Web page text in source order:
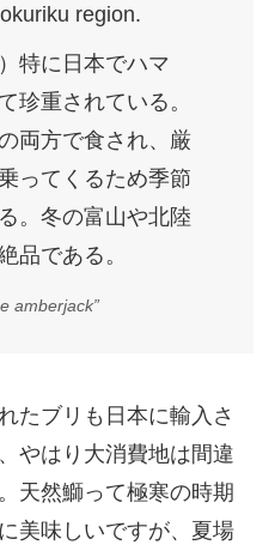
region.
特に日本でハマ
珍重されている。
両方で食され、厳
ってくるため季節
。冬の富山や北陸
品である。
amberjack”
たブリも日本に輸入さ
やはり大消費地は間違
天然鰤って極寒の時期
美味しいですが、夏場